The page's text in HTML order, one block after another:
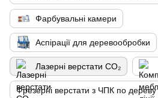
Фарбувальні камери
Аспірації для деревообробки
Лазерні верстати CO₂
Фрезерні верстати з ЧПК по дереву